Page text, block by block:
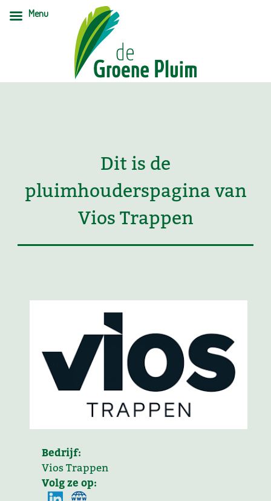
Dit is de
pluimhouderspagina van
Vios Trappen
Bedrijf:
Vios Trappen
Volg ze op:
Menu